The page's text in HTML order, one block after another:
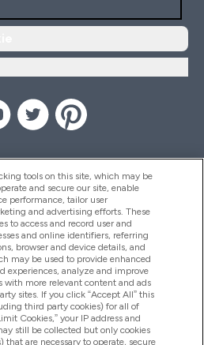
tools on this site, which may be
and secure our site, enable
performance, tailor user
and advertising efforts. These
to access and record user and
and online identifiers, referring
browser and device details, and
may be used to provide enhanced
experiences, analyze and improve
with more relevant content and ads
sites. If you click “Accept All” this
third party cookies) for all of
Cookies,” your IP address and
still be collected but only cookies
are necessary to operate, secure